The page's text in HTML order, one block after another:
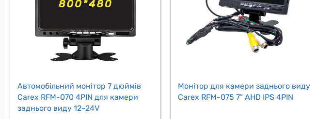
Автомобільний монітор 7 дюймів
Carex RFM-070 4PIN для камери
заднього виду 12–24V
Монітор для камери заднього виду
Carex RFM-075 7" AHD IPS 4PIN